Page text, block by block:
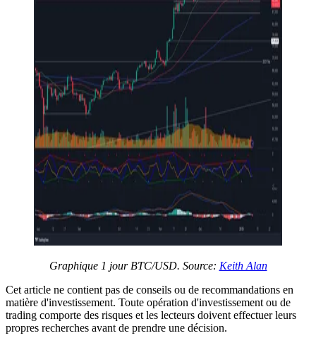
Graphique 1 jour BTC/USD. Source: Keith Alan
Cet article ne contient pas de conseils ou de recommandations en
matière d'investissement. Toute opération d'investissement ou de
trading comporte des risques et les lecteurs doivent effectuer leurs
propres recherches avant de prendre une décision.